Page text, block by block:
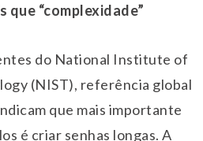
que “complexidade”
do National Institute of
(NIST), referência global
que mais importante
é criar senhas longas. A